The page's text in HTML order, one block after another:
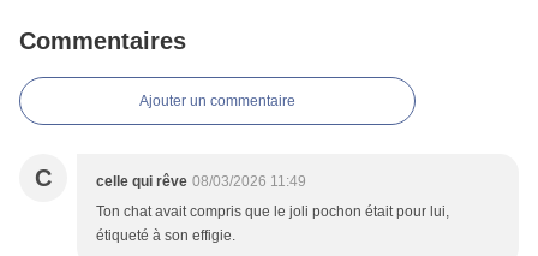
Commentaires
Ajouter un commentaire
C celle qui rêve 08/03/2026 11:49
Ton chat avait compris que le joli pochon était pour lui,
étiqueté à son effigie.